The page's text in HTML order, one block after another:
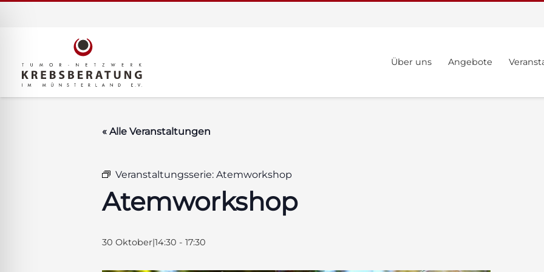
Über uns Angebote
« Alle Veranstaltungen
Veranstaltungsserie: Atemworkshop
Atemworkshop
30 Oktober|14:30 - 17:30